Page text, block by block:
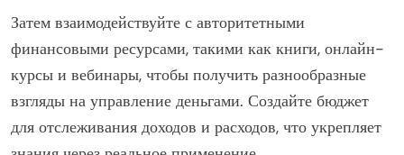
Затем взаимодействуйте с авторитетными
финансовыми ресурсами, такими как книги, онлайн-
курсы и вебинары, чтобы получить разнообразные
взгляды на управление деньгами. Создайте бюджет
для отслеживания доходов и расходов, что укрепляет